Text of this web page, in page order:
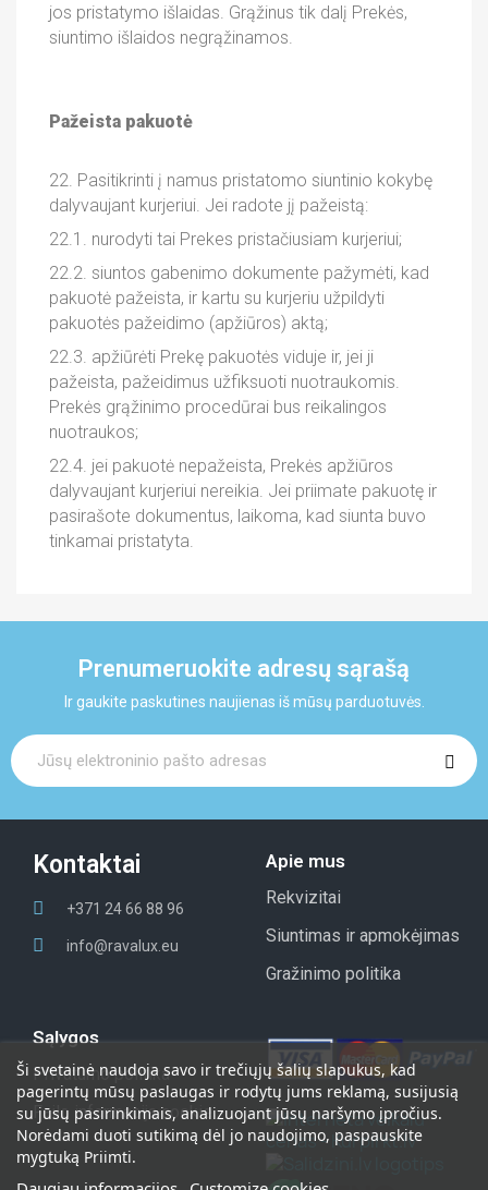
Ši svetainė naudoja savo ir trečiųjų šalių slapukus, kad
pagerintų mūsų paslaugas ir rodytų jums reklamą, susijusią
su jūsų pasirinkimais, analizuojant jūsų naršymo įpročius.
Norėdami duoti sutikimą dėl jo naudojimo, paspauskite
mygtuką Priimti.
jos pristatymo išlaidas. Grąžinus tik dalį Prekės,
siuntimo išlaidos negrąžinamos.
Pažeista pakuotė
22. Pasitikrinti į namus pristatomo siuntinio kokybę
dalyvaujant kurjeriui. Jei radote jį pažeistą:
22.1. nurodyti tai Prekes pristačiusiam kurjeriui;
22.2. siuntos gabenimo dokumente pažymėti, kad
pakuotė pažeista, ir kartu su kurjeriu užpildyti
pakuotės pažeidimo (apžiūros) aktą;
22.3. apžiūrėti Prekę pakuotės viduje ir, jei ji
pažeista, pažeidimus užfiksuoti nuotraukomis.
Prekės grąžinimo procedūrai bus reikalingos
nuotraukos;
22.4. jei pakuotė nepažeista, Prekės apžiūros
dalyvaujant kurjeriui nereikia. Jei priimate pakuotę ir
pasirašote dokumentus, laikoma, kad siunta buvo
tinkamai pristatyta.
Prenumeruokite adresų sąrašą
Ir gaukite paskutines naujienas iš mūsų parduotuvės.
Kontaktai
+371 24 66 88 96
info@ravalux.eu
Apie mus
Rekvizitai
Siuntimas ir apmokėjimas
Gražinimo politika
Sąlygos
Privatumo politika
Failo informacija сookie